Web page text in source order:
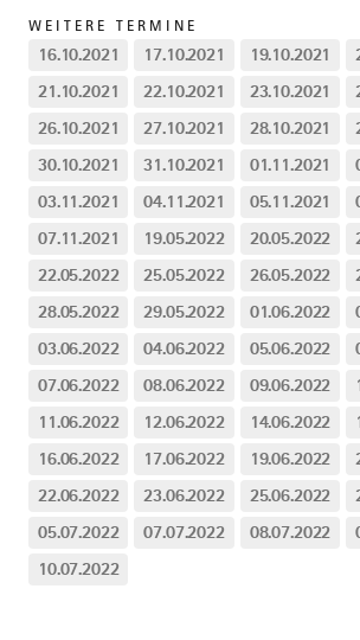
WEITERE TERMINE
16.10.2021 17.10.2021 19.10.2021
21.10.2021
22.10.2021 23.10.2021
26.10.2021
27.10.2021 28.10.2021
30.10.2021
31.10.2021 01.11.2021
03.11.2021
04.11.2021 05.11.2021
07.11.2021
19.05.2022 20.05.2022
22.05.2022
25.05.2022 26.05.2022
28.05.2022
29.05.2022 01.06.2022
03.06.2022
04.06.2022 05.06.2022
07.06.2022
08.06.2022 09.06.2022
11.06.2022
12.06.2022 14.06.2022
16.06.2022
17.06.2022 19.06.2022
22.06.2022
23.06.2022 25.06.2022
05.07.2022
07.07.2022 08.07.2022
10.07.2022